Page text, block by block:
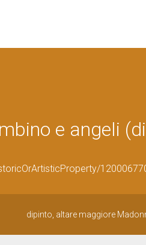
e angeli
dipinto, altare maggiore